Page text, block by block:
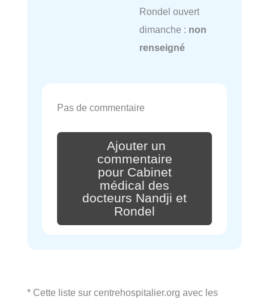
Rondel ouvert
dimanche : non
renseigné
Pas de commentaire
Ajouter un
commentaire
pour Cabinet
médical des
docteurs Nandji et
Rondel
* Cette liste sur centrehospitalier.org avec les